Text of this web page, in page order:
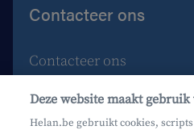
Contacteer ons
Contacteer ons
Maak een afspraak
Waar vind je ons?
Deze website maakt
Helan.be gebruikt cookies,